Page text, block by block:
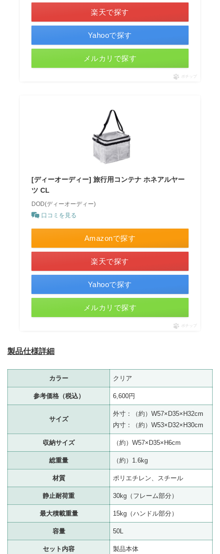
楽天で探す
Yahooで探す
メルカリで探す
ポチップ
[ディーオーディー] 旅行用コンテナ ホネアルヤー
ツ CL
DOD(ディーオーディー)
口コミを見る
Amazonで探す
楽天で探す
Yahooで探す
メルカリで探す
ポチップ
製品仕様詳細
カラー クリア
参考価格（税込） 6,600円
サイズ
外寸：（約）W57×D35×H32cm
内寸：（約）W53×D32×H30cm
収納サイズ （約）W57×D35×H6cm
総重量 （約）1.6kg
材質 ポリエチレン、スチール
静止耐荷重 30kg（フレーム部分）
最大積載重量 15kg（ハンドル部分）
容量 50L
セット内容 製品本体